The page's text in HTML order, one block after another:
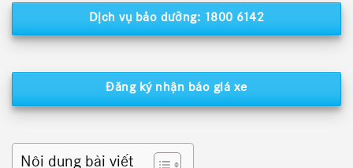
Dịch vụ bảo dưỡng: 1800 6142
Đăng ký nhận báo giá xe
Nội dung bài viết